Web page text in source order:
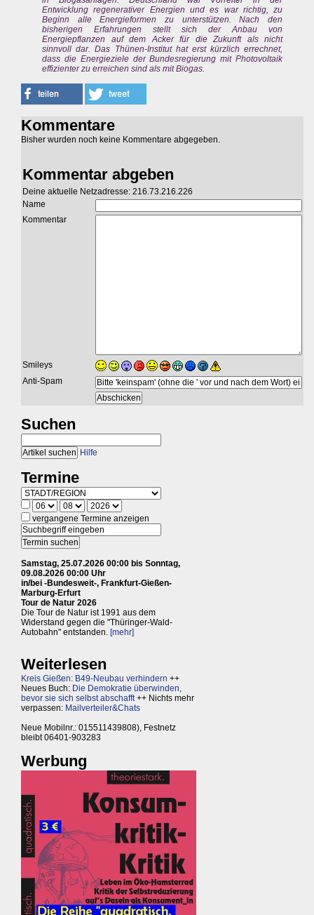
Entwicklung regenerativer Energien und es war richtig, zu
Beginn alle Energieformen zu unterstützen. Nach den
bisherigen Erfahrungen stellt sich der Anbau von
Energiepflanzen auf dem Acker für die Zukunft als nicht
sinnvoll dar. Das Thünen-Institut hat erst kürzlich errechnet,
dass die Energieziele der Bundesregierung mit Photovoltaik
effizienter zu erreichen sind als mit Biogas.
Kommentare
Bisher wurden noch keine Kommentare abgegeben.
Kommentar abgeben
Deine aktuelle Netzadresse: 216.73.216.226
Name
Kommentar
Smileys
Anti-Spam
Suchen
Hilfe
Termine
vergangene Termine anzeigen
Samstag, 25.07.2026 00:00 bis Sonntag,
09.08.2026 00:00 Uhr
in/bei -Bundesweit-, Frankfurt-Gießen-
Marburg-Erfurt
Tour de Natur 2026
Die Tour de Natur ist 1991 aus dem
Widerstand gegen die "Thüringer-Wald-
Autobahn" entstanden. [mehr]
Weiterlesen
Kreis Gießen: B49-Neubau verhindern ++
Neues Buch: Die Demokratie überwinden,
bevor sie sich selbst abschafft++ Nichts mehr
verpassen: Mailverteiler&Chats
Neue Mobilnr.: 015511439808), Festnetz
bleibt 06401-903283
Werbung